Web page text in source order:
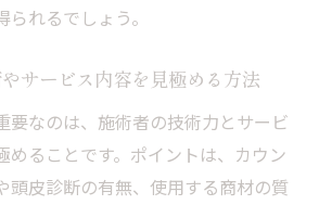
的で選ぶヘッドスパの選択基準
ヘッドスパ選びのポイントまと
満足度を左右する重要な要素
れるでしょう。
サービス内容を見極める方法
要なのは、施術者の技術力とサービ
めることです。ポイントは、カウン
頭皮診断の有無、使用する商材の質